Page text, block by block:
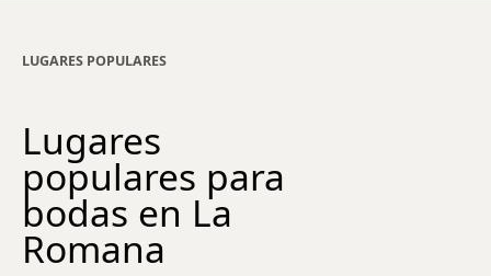
LUGARES POPULARES
Lugares
populares para
bodas en La
Romana